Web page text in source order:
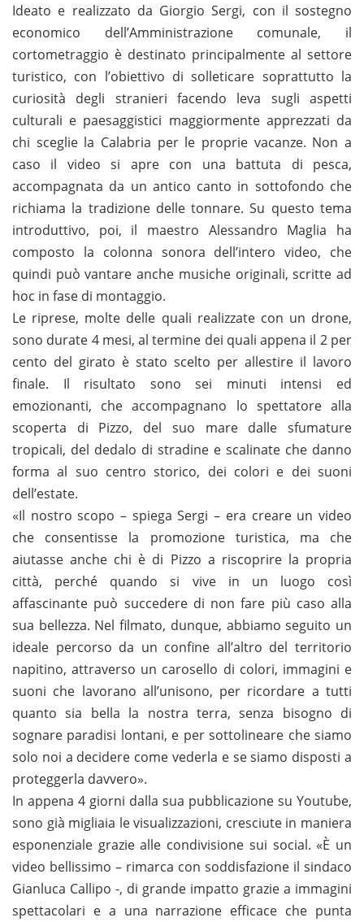
Ideato e realizzato da Giorgio Sergi, con il sostegno
economico dell’Amministrazione comunale, il
cortometraggio è destinato principalmente al settore
turistico, con l’obiettivo di solleticare soprattutto la
curiosità degli stranieri facendo leva sugli aspetti
culturali e paesaggistici maggiormente apprezzati da
chi sceglie la Calabria per le proprie vacanze. Non a
caso il video si apre con una battuta di pesca,
accompagnata da un antico canto in sottofondo che
richiama la tradizione delle tonnare. Su questo tema
introduttivo, poi, il maestro Alessandro Maglia ha
composto la colonna sonora dell’intero video, che
quindi può vantare anche musiche originali, scritte ad
hoc in fase di montaggio.
Le riprese, molte delle quali realizzate con un drone,
sono durate 4 mesi, al termine dei quali appena il 2 per
cento del girato è stato scelto per allestire il lavoro
finale. Il risultato sono sei minuti intensi ed
emozionanti, che accompagnano lo spettatore alla
scoperta di Pizzo, del suo mare dalle sfumature
tropicali, del dedalo di stradine e scalinate che danno
forma al suo centro storico, dei colori e dei suoni
dell’estate.
«Il nostro scopo – spiega Sergi – era creare un video
che consentisse la promozione turistica, ma che
aiutasse anche chi è di Pizzo a riscoprire la propria
città, perché quando si vive in un luogo così
affascinante può succedere di non fare più caso alla
sua bellezza. Nel filmato, dunque, abbiamo seguito un
ideale percorso da un confine all’altro del territorio
napitino, attraverso un carosello di colori, immagini e
suoni che lavorano all’unisono, per ricordare a tutti
quanto sia bella la nostra terra, senza bisogno di
sognare paradisi lontani, e per sottolineare che siamo
solo noi a decidere come vederla e se siamo disposti a
proteggerla davvero».
In appena 4 giorni dalla sua pubblicazione su Youtube,
sono già migliaia le visualizzazioni, cresciute in maniera
esponenziale grazie alle condivisione sui social. «È un
video bellissimo – rimarca con soddisfazione il sindaco
Gianluca Callipo -, di grande impatto grazie a immagini
spettacolari e a una narrazione efficace che punta